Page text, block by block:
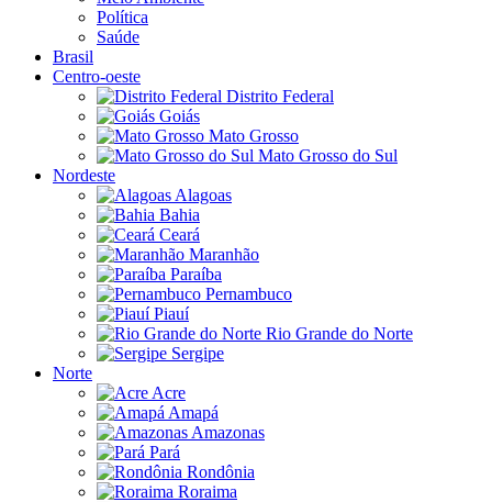
Política
Saúde
Brasil
Centro-oeste
Distrito Federal
Goiás
Mato Grosso
Mato Grosso do Sul
Nordeste
Alagoas
Bahia
Ceará
Maranhão
Paraíba
Pernambuco
Piauí
Rio Grande do Norte
Sergipe
Norte
Acre
Amapá
Amazonas
Pará
Rondônia
Roraima